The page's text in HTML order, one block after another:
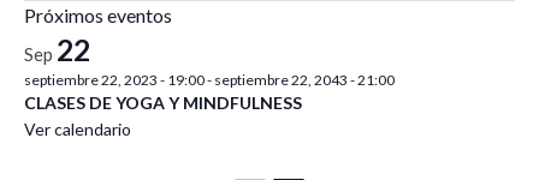
Próximos eventos
Sep 22
septiembre 22, 2023 - 19:00- septiembre 22, 2043 - 21:00
CLASES DE YOGA Y MINDFULNESS
Ver calendario